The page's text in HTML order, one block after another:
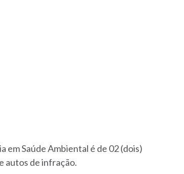
em Saúde Ambiental é de 02 (dois)
autos de infração.